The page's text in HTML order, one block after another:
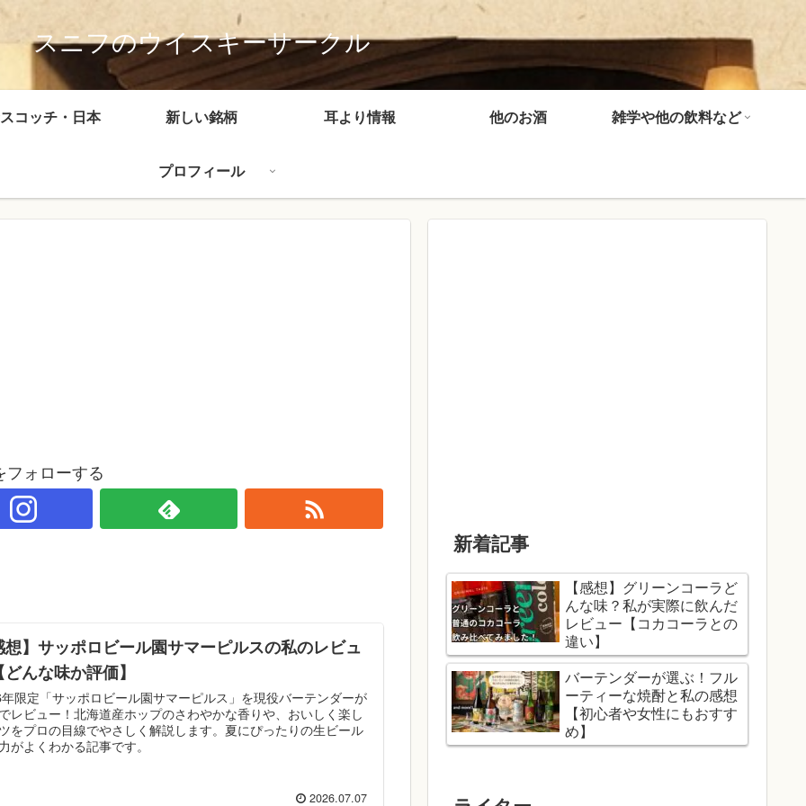
スニフのウイスキーサークル
コッチ・日本 新しい銘柄 耳より情報 他のお酒 雑学や他の飲料など
プロフィール
フォローする
想】サッポロビール園サマーピルスの私のレビュ
んな味か評価】
限定「サッポロビール園サマーピルス」を現役バーテンダーが
レビュー！北海道産ホップのさわやかな香りや、おいしく楽し
をプロの目線でやさしく解説します。夏にぴったりの生ビール
がよくわかる記事です。
2026.07.07
新着記事
【感想】グリーンコーラど
んな味？私が実際に飲んだ
レビュー【コカコーラとの
違い】
バーテンダーが選ぶ！フル
ーティーな焼酎と私の感想
【初心者や女性にもおすす
め】